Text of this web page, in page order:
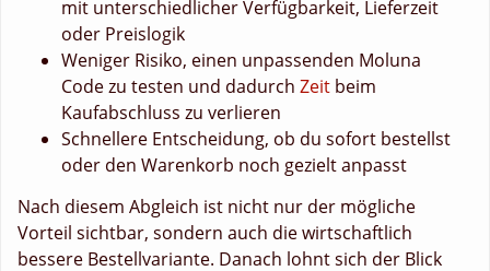
mit unterschiedlicher Verfügbarkeit, Lieferzeit
oder Preislogik
Weniger Risiko, einen unpassenden Moluna
Code zu testen und dadurch Zeit beim
Kaufabschluss zu verlieren
Schnellere Entscheidung, ob du sofort bestellst
oder den Warenkorb noch gezielt anpasst
Nach diesem Abgleich ist nicht nur der mögliche
Vorteil sichtbar, sondern auch die wirtschaftlich
bessere Bestellvariante. Danach lohnt sich der Blick